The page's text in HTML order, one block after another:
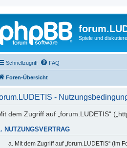
Spiele und
Schnellzugriff FAQ
Foren-Übersicht
-
dem Zugriff auf „forum.LUDETIS“
NUTZUNGSVERTRAG
Mit dem Zugriff auf „forum.LUDETIS“